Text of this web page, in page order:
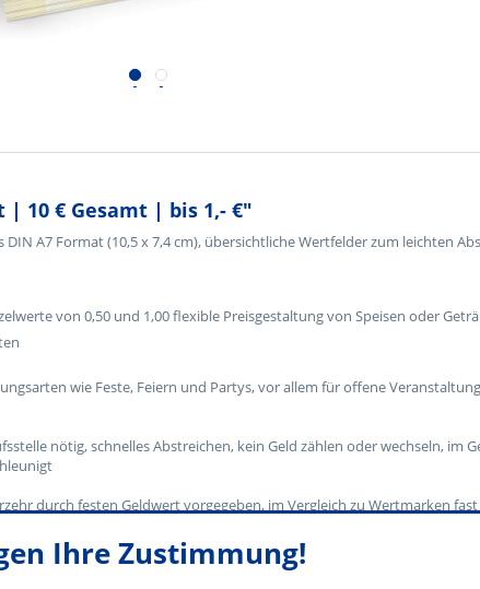
10 € Gesamt | bis 1,- €"
DIN A7 Format (10,5 x 7,4 cm), übersichtliche Wertfelder zum leichten
von 0,50 und 1,00 flexible Preisgestaltung von Speisen oder
wie Feste, Feiern und Partys, vor allem für offene
nötig, schnelles Abstreichen, kein Geld zählen oder wechseln, im
durch festen Geldwert vorgegeben, im Vergleich zu Wertmarken
Ihre Zustimmung!